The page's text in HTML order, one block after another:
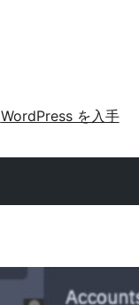
WordPress を入手